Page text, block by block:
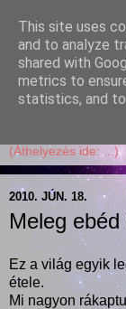
Szösszenetek a
receptekkel,
2010. JÚN. 18.
Meleg
Ez a világ egyik
étele.
Mi nagyon
This site uses
and to analyze
shared with
metrics to
statistics, and